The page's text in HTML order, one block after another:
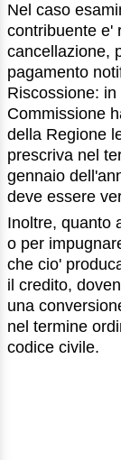
Nel caso
contribuente e'
cancellazione,
pagamento
Riscossione:
Commissione
della Regione
prescriva nel
gennaio
deve essere
Inoltre, quanto
o per
che cio'
il credito,
una
nel termine
codice civile.